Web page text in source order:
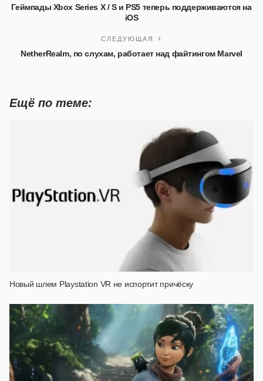
Геймпады Xbox Series X / S и PS5 теперь поддерживаются на
iOS
СЛЕДУЮЩАЯ
NetherRealm, по слухам, работает над файтингом Marvel
Ещё по теме:
Новый шлем Playstation VR не испортит причёску